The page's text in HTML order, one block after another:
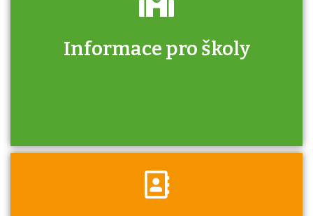
Informace pro školy
Zjistěte, jak se přihlásit ke zkoušce a kde